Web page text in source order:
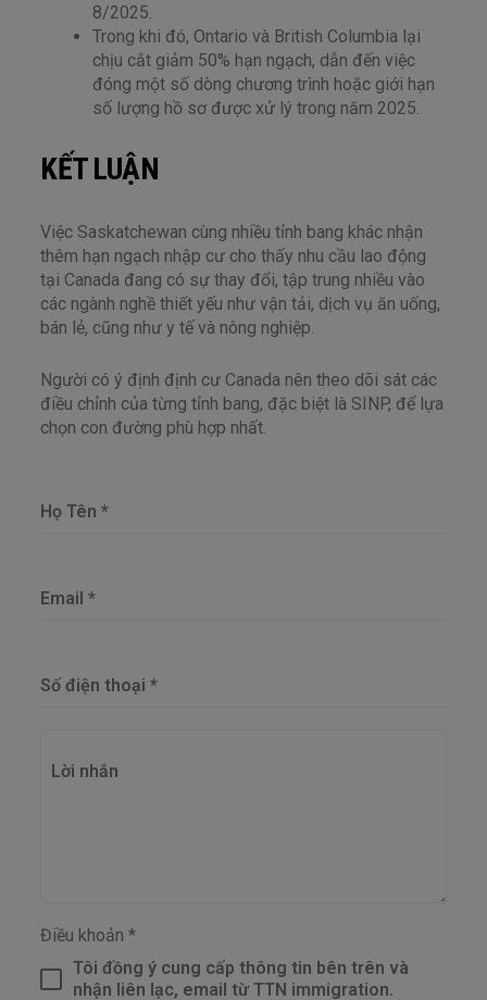
8/2025.
Trong khi đó, Ontario và British Columbia lại
chịu cắt giảm 50% hạn ngạch, dẫn đến việc
đóng một số dòng chương trình hoặc giới hạn
số lượng hồ sơ được xử lý trong năm 2025.
KẾT LUẬN
Việc Saskatchewan cùng nhiều tỉnh bang khác nhận
thêm hạn ngạch nhập cư cho thấy nhu cầu lao động
tại Canada đang có sự thay đổi, tập trung nhiều vào
các ngành nghề thiết yếu như vận tải, dịch vụ ăn uống,
bán lẻ, cũng như y tế và nông nghiệp.
Người có ý định định cư Canada nên theo dõi sát các
điều chỉnh của từng tỉnh bang, đặc biệt là SINP, để lựa
chọn con đường phù hợp nhất.
Họ Tên*
Email*
Số điện thoại*
Lời nhắn
Điều khoản*
Tôi đồng ý cung cấp thông tin bên trên và
nhận liên lạc, email từ TTN immigration.